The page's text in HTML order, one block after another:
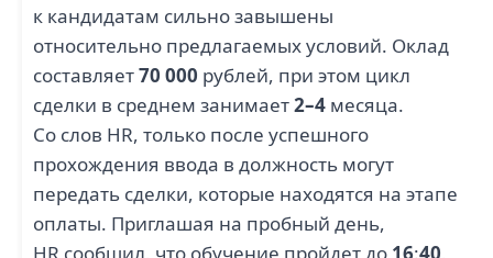
к кандидатам сильно завышены
относительно предлагаемых условий. Оклад
составляет70 000 рублей, при этом цикл
сделки в среднем занимает2–4 месяца.
Со слов HR, только после успешного
прохождения ввода в должность могут
передать сделки, которые находятся на этапе
оплаты. Приглашая на пробный день,